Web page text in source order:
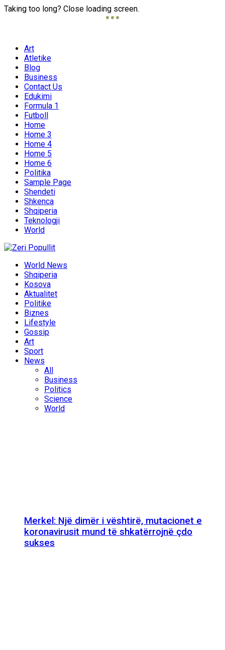
Taking too long? Close loading screen.
Art
Atletike
Blog
Business
Contact Us
Edukimi
Formula 1
Futboll
Home
Home 3
Home 4
Home 5
Home 6
Politika
Sample Page
Shendeti
Shkenca
Shqiperia
Teknologji
World
World News
Shqiperia
Kosova
Aktualitet
Politike
Biznes
Lifestyle
Gossip
Art
Sport
News
All
Business
Politics
Science
World
Merkel: Një dimër i vështirë, mutacionet e
koronavirusit mund të shkatërrojnë çdo
sukses